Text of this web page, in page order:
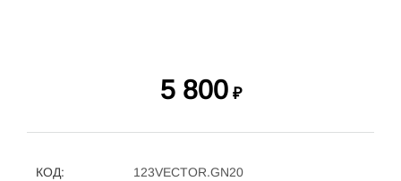
5 800 ₽
КОД:
123VECTOR.GN20